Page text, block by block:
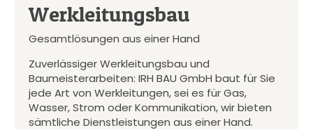
Werkleitungsbau
Gesamtlösungen aus einer Hand
Zuverlässiger Werkleitungsbau und
Baumeisterarbeiten: IRH BAU GmbH baut für Sie
jede Art von Werkleitungen, sei es für Gas,
Wasser, Strom oder Kommunikation, wir bieten
sämtliche Dienstleistungen aus einer Hand.